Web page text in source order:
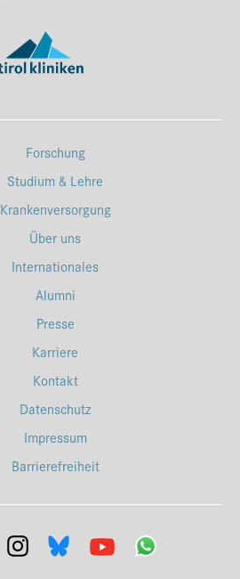
Forschung
Studium & Lehre
Krankenversorgung
Über uns
Internationales
Alumni
Presse
Karriere
Kontakt
Datenschutz
Impressum
Barrierefreiheit